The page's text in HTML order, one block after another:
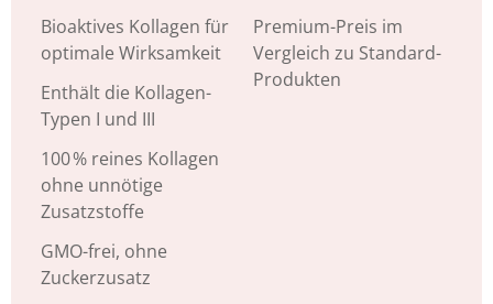
Bioaktives Kollagen für
optimale Wirksamkeit
Enthält die Kollagen-
Typen I und III
100 % reines Kollagen
ohne unnötige
Zusatzstoffe
GMO-frei, ohne
Zuckerzusatz
Premium-Preis im
Vergleich zu Standard-
Produkten